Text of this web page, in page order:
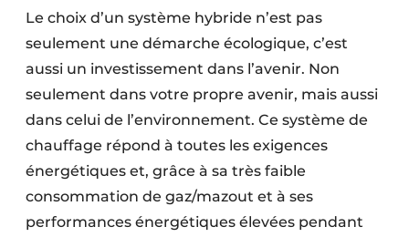
Le choix d’un système hybride n’est pas
seulement une démarche écologique, c’est
aussi un investissement dans l’avenir. Non
seulement dans votre propre avenir, mais aussi
dans celui de l’environnement. Ce système de
chauffage répond à toutes les exigences
énergétiques et, grâce à sa très faible
consommation de gaz/mazout et à ses
performances énergétiques élevées pendant